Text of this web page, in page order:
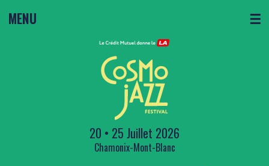
MENU ☰
20 • 25 Juillet 2026
Chamonix-Mont-Blanc